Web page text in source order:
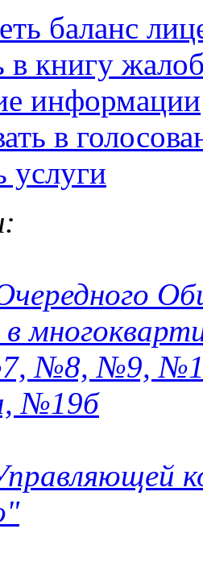
баланс
в книгу
информации
в
услуги
в
№8, №9,
№19б